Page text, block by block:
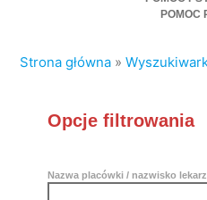
POMOC
Strona główna »
Opcje filtrowania
Nazwa placówki / nazwisko